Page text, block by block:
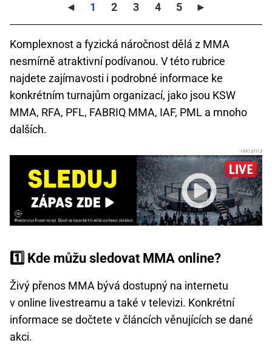
◄ 1 2 3 4 5 ►
Komplexnost a fyzická náročnost dělá z MMA
nesmírně atraktivní podívanou. V této rubrice
najdete zajímavosti i podrobné informace ke
konkrétním turnajům organizací, jako jsou KSW
MMA, RFA, PFL, FABRIQ MMA, IAF, PML a mnoho
dalších.
1️⃣ Kde můžu sledovat MMA online?
Živý přenos MMA bývá dostupný na internetu
v online livestreamu a také v televizi. Konkrétní
informace se dočtete v článcích věnujících se dané
akci.